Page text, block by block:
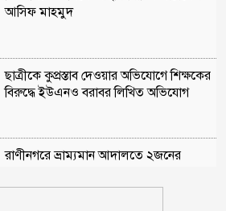
আসিফ মাহমুদ
ছাত্রীকে কুপ্রস্তাব দেওয়ার অভিযোগে শিক্ষকের
বিরুদ্ধে ইউএনও বরাবর লিখিত অভিযোগ
রাণীনগরে ভ্রাম্যমান আদালতে ২জনের